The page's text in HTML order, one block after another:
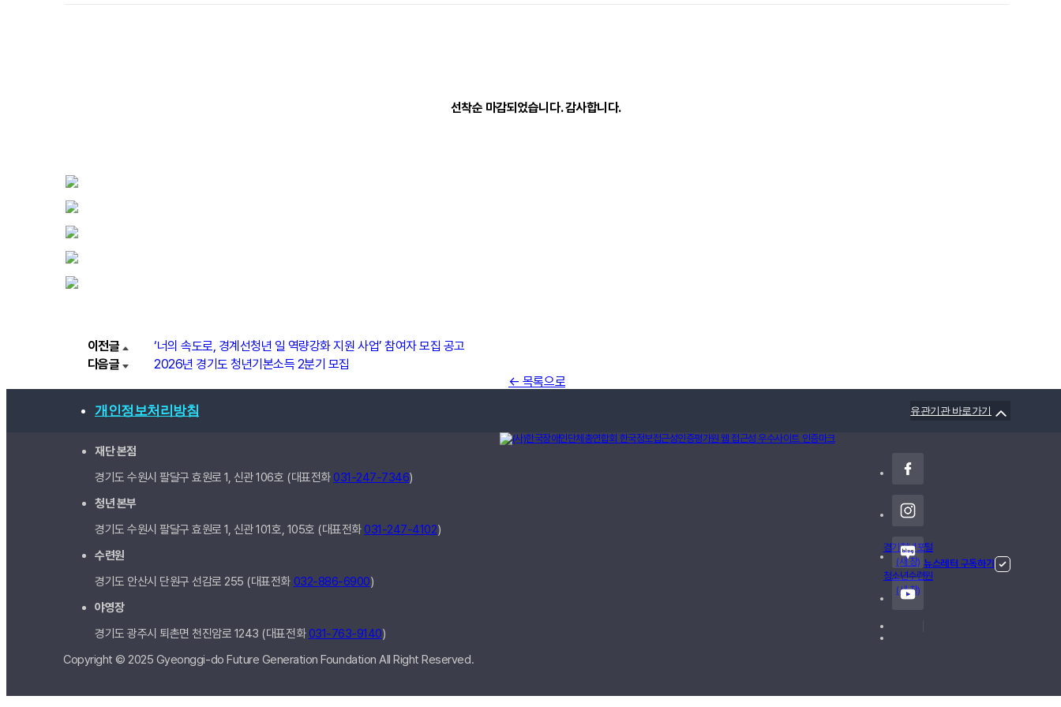
선착순 마감되었습니다. 감사합니다.
이전글
‘너의 속도로, 경계선청년 일 역량강화 지원 사업’ 참여자 모집 공고
다음글
2026년 경기도 청년기본소득 2분기 모집
← 목록으로
개인정보처리방침
유관기관 바로가기
재단 본점
경기도 수원시 팔달구 효원로 1, 신관106호 (대표전화031-247-7346)
청년 본부
경기도 수원시 팔달구 효원로 1, 신관101호, 105호 (대표전화031-247-4102)
수련원
경기도 안산시 단원구 선감로 255 (대표전화 032-886-6900)
야영장
경기도 광주시 퇴촌면 천진암로 1243 (대표전화031-763-9140)
Copyright © 2025 Gyeonggi-do Future Generation Foundation All Right Reserved.
경기청년포털
(새 창)
청소년수련원
(새 창)
뉴스레터 구독하기